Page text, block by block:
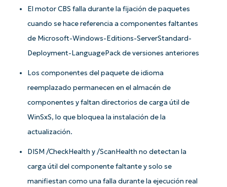
El motor CBS falla durante la fijación de paquetes
cuando se hace referencia a componentes faltantes
de Microsoft-Windows-Editions-ServerStandard-
Deployment-LanguagePack de versiones anteriores
Los componentes del paquete de idioma
reemplazado permanecen en el almacén de
componentes y faltan directorios de carga útil de
WinSxS, lo que bloquea la instalación de la
actualización.
DISM /CheckHealth y /ScanHealth no detectan la
carga útil del componente faltante y solo se
manifiestan como una falla durante la ejecución real